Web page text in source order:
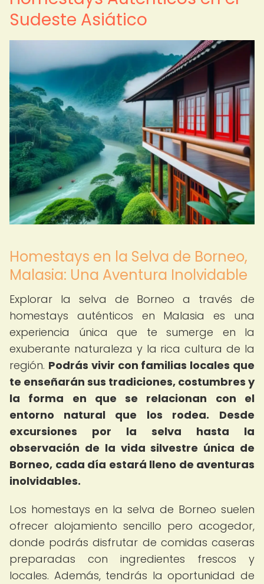
Sudeste Asiático
Homestays en la Selva de Borneo,
Malasia: Una Aventura Inolvidable
Explorar la selva de Borneo a través de
homestays auténticos en Malasia es una
experiencia única que te sumerge en la
exuberante naturaleza y la rica cultura de la
región. Podrás vivir con familias locales que
te enseñarán sus tradiciones, costumbres y
la forma en que se relacionan con el
entorno natural que los rodea.
Desde
excursiones por la selva hasta la
observación de la vida silvestre única de
Borneo, cada día estará lleno de aventuras
inolvidables.
Los homestays en la selva de Borneo suelen
ofrecer alojamiento sencillo pero acogedor,
donde podrás disfrutar de comidas caseras
preparadas con ingredientes frescos y
locales. Además, tendrás la oportunidad de